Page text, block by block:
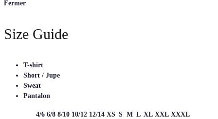
Fermer
Size Guide
T-shirt
Short / Jupe
Sweat
Pantalon
4/6 6/8 8/10 10/12 12/14 XS S M L XL XXL XXXL